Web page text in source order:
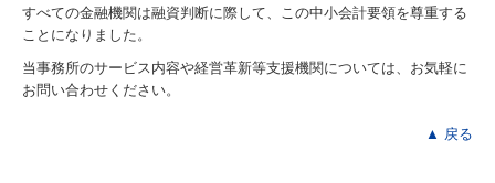
すべての金融機関は融資判断に際して、この中小会計要領を尊重する
ことになりました。
当事務所のサービス内容や経営革新等支援機関については、お気軽に
お問い合わせください。
▲ 戻る